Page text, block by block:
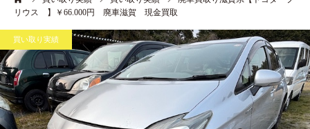
リウス 】￥66.000円 廃車滋賀 現金買取
買い取り実績
お問い合わせ